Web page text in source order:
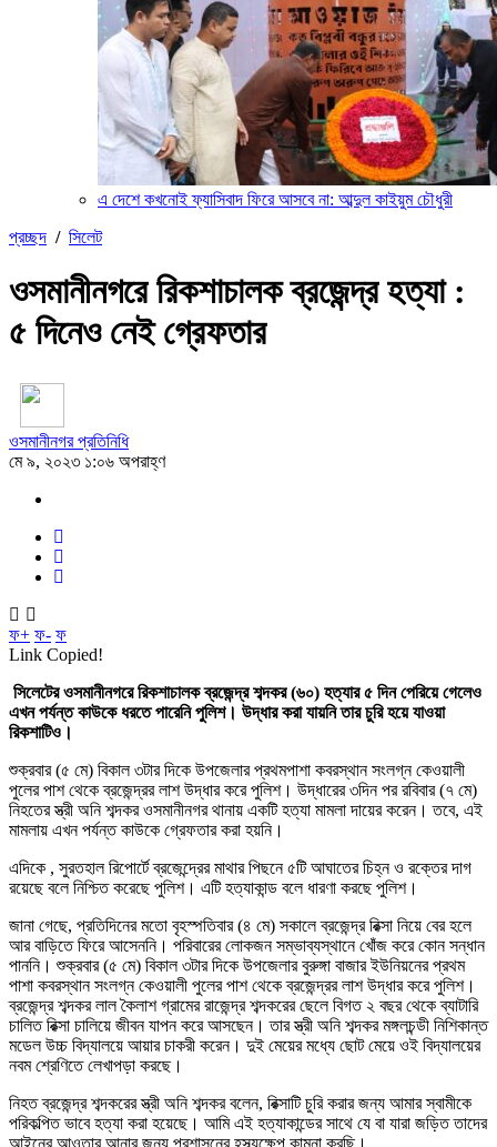
এ দেশে কখনোই ফ্যাসিবাদ ফিরে আসবে না: আব্দুল কাইয়ুম চৌধুরী
প্রচ্ছদ / সিলেট
ওসমানীনগরে রিকশাচালক ব্রজেন্দ্র হত্যা :
৫ দিনেও নেই গ্রেফতার
ওসমানীনগর প্রতিনিধি
মে ৯, ২০২৩ ১:০৬ অপরাহ্ণ
ফ+ ফ- ফ
Link Copied!
সিলেটের ওসমানীনগরে রিকশাচালক ব্রজেন্দ্র শব্দকর (৬০) হত্যার ৫ দিন পেরিয়ে গেলেও
এখন পর্যন্ত কাউকে ধরতে পারেনি পুলিশ। উদ্ধার করা যায়নি তার চুরি হয়ে যাওয়া
রিকশাটিও।
শুক্রবার (৫ মে) বিকাল ৩টার দিকে উপজেলার প্রথমপাশা কবরস্থান সংলগ্ন কেওয়ালী
পুলের পাশ থেকে ব্রজেন্দ্রর লাশ উদ্ধার করে পুলিশ। উদ্ধারের ৩দিন পর রবিবার (৭ মে)
নিহতের স্ত্রী অনি শব্দকর ওসমানীনগর থানায় একটি হত্যা মামলা দায়ের করেন। তবে, এই
মামলায় এখন পর্যন্ত কাউকে গ্রেফতার করা হয়নি।
এদিকে , সুরতহাল রিপোর্টে ব্রজেন্দ্রের মাথার পিছনে ৫টি আঘাতের চিহ্ন ও রক্তের দাগ
রয়েছে বলে নিশ্চিত করেছে পুলিশ। এটি হত্যাকান্ড বলে ধারণা করছে পুলিশ।
জানা গেছে, প্রতিদিনের মতো বৃহস্পতিবার (৪ মে) সকালে ব্রজেন্দ্র রিক্সা নিয়ে বের হলে
আর বাড়িতে ফিরে আসেননি। পরিবারের লোকজন সম্ভাব্যস্থানে খোঁজ করে কোন সন্ধান
পাননি। শুক্রবার (৫ মে) বিকাল ৩টার দিকে উপজেলার বুরুঙ্গা বাজার ইউনিয়নের প্রথম
পাশা কবরস্থান সংলগ্ন কেওয়ালী পুলের পাশ থেকে ব্রজেন্দ্রর লাশ উদ্ধার করে পুলিশ।
ব্রজেন্দ্র শব্দকর লাল কৈলাশ গ্রামের রাজেন্দ্র শব্দকরের ছেলে বিগত ২ বছর থেকে ব্যাটারি
চালিত রিক্সা চালিয়ে জীবন যাপন করে আসছেন। তার স্ত্রী অনি শব্দকর মঙ্গলচন্ডী নিশিকান্ত
মডেল উচ্চ বিদ্যালয়ে আয়ার চাকরী করেন। দুই মেয়ের মধ্যে ছোট মেয়ে ওই বিদ্যালয়ের
নবম শ্রেণিতে লেখাপড়া করছে।
নিহত ব্রজেন্দ্র শব্দকরের স্ত্রী অনি শব্দকর বলেন, রিক্সাটি চুরি করার জন্য আমার স্বামীকে
পরিকল্পিত ভাবে হত্যা করা হয়েছে। আমি এই হত্যাকান্ডের সাথে যে বা যারা জড়িত তাদের
আইনের আওতার আনার জন্য প্রশাসনের হস্থ্যক্ষেপ কামনা করছি।